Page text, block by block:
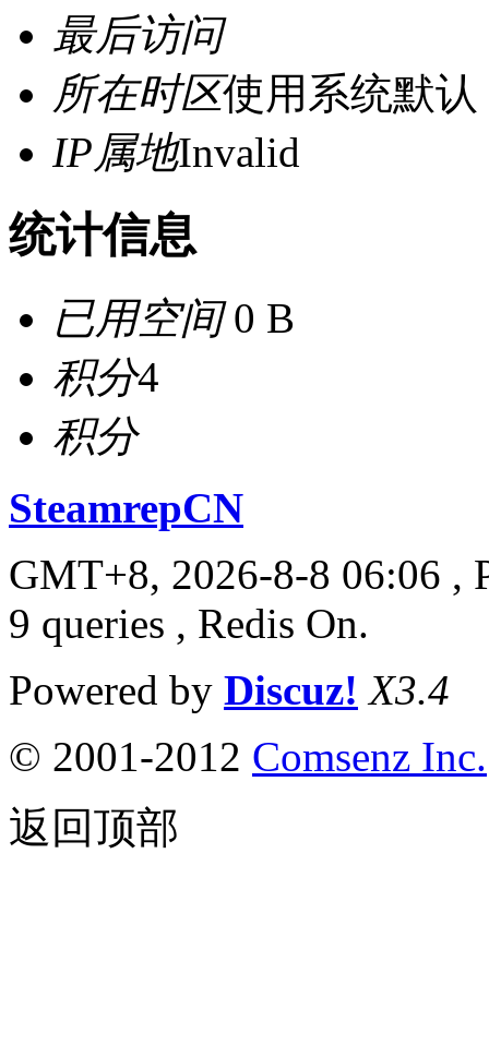
最后访问
所在时区使用系统默认
IP属地Invalid
统计信息
已用空间0 B
积分4
积分
SteamrepCN
GMT+8, 2026-8-8 06:06 ,
9 queries , Redis On.
Powered by Discuz! X3.4
© 2001-2012 Comsenz Inc.
返回顶部